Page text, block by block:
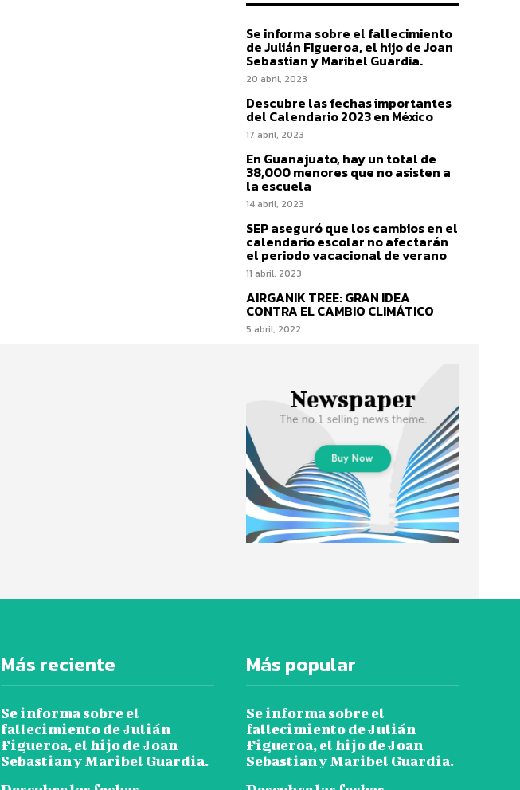
Se informa sobre el fallecimiento
de Julián Figueroa, el hijo de Joan
Sebastian y Maribel Guardia.
20 abril, 2023
Descubre las fechas importantes
del Calendario 2023 en México
17 abril, 2023
En Guanajuato, hay un total de
38,000 menores que no asisten a
la escuela
14 abril, 2023
SEP aseguró que los cambios en el
calendario escolar no afectarán
el periodo vacacional de verano
11 abril, 2023
AIRGANIK TREE: GRAN IDEA
CONTRA EL CAMBIO CLIMÁTICO
5 abril, 2022
Más reciente
Se informa sobre el
fallecimiento de Julián
Figueroa, el hijo de Joan
Sebastian y Maribel Guardia.
Más popular
Se informa sobre el
fallecimiento de Julián
Figueroa, el hijo de Joan
Sebastian y Maribel Guardia.